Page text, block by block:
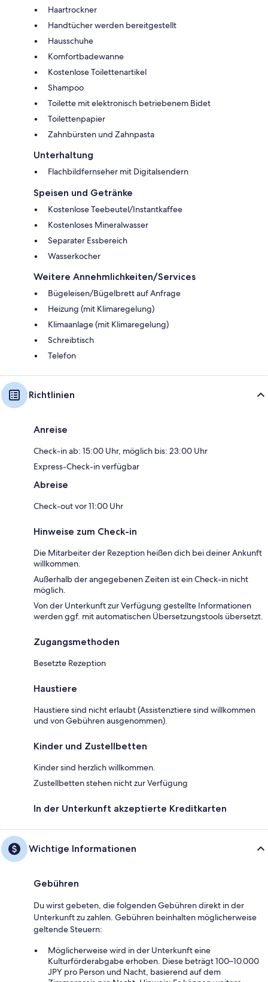
Haartrockner
Handtücher werden bereitgestellt
Hausschuhe
Komfortbadewanne
Kostenlose Toilettenartikel
Shampoo
Toilette mit elektronisch betriebenem Bidet
Toilettenpapier
Zahnbürsten und Zahnpasta
Unterhaltung
Flachbildfernseher mit Digitalsendern
Speisen und Getränke
Kostenlose Teebeutel/Instantkaffee
Kostenloses Mineralwasser
Separater Essbereich
Wasserkocher
Weitere Annehmlichkeiten/Services
Bügeleisen/Bügelbrett auf Anfrage
Heizung (mit Klimaregelung)
Klimaanlage (mit Klimaregelung)
Schreibtisch
Telefon
Richtlinien
Anreise
Check-in ab: 15:00 Uhr, möglich bis: 23:00 Uhr
Express-Check-in verfügbar
Abreise
Check-out vor 11:00 Uhr
Hinweise zum Check-in
Die Mitarbeiter der Rezeption heißen dich bei deiner Ankunft
willkommen.
Außerhalb der angegebenen Zeiten ist ein Check-in nicht
möglich.
Von der Unterkunft zur Verfügung gestellte Informationen
werden ggf. mit automatischen Übersetzungstools übersetzt.
Zugangsmethoden
Besetzte Rezeption
Haustiere
Haustiere sind nicht erlaubt (Assistenztiere sind willkommen
und von Gebühren ausgenommen).
Kinder und Zustellbetten
Kinder sind herzlich willkommen.
Zustellbetten stehen nicht zur Verfügung
In der Unterkunft akzeptierte Kreditkarten
Wichtige Informationen
Gebühren
Du wirst gebeten, die folgenden Gebühren direkt in der
Unterkunft zu zahlen. Gebühren beinhalten möglicherweise
geltende Steuern:
Möglicherweise wird in der Unterkunft eine
Kulturförderabgabe erhoben. Diese beträgt 100–10.000
JPY pro Person und Nacht, basierend auf dem